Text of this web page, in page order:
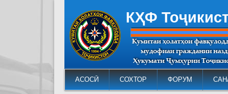
КҲФ
АСОСӢ СОХТОР ФОРУМ